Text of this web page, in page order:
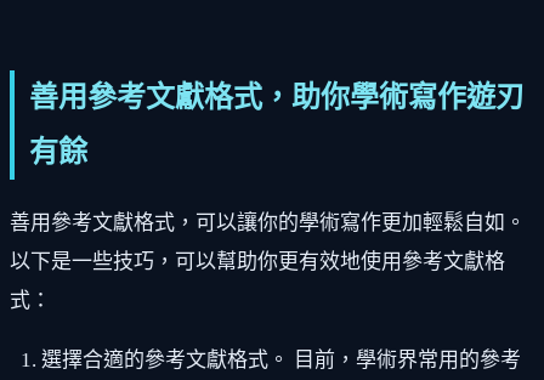
善用參考文獻格式，助你學術寫作遊刃
有餘
善用參考文獻格式，可以讓你的學術寫作更加輕鬆自如。
以下是一些技巧，可以幫助你更有效地使用參考文獻格
式：
選擇合適的參考文獻格式。 目前，學術界常用的參考